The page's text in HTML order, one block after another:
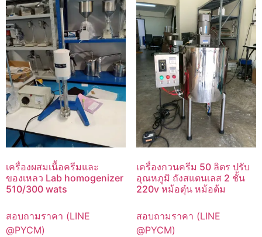
เครื่องผสมเนื้อครีมและ
ของเหลว Lab homogenizer
510/300 wats
สอบถามราคา (LINE
@PYCM)
เครื่องกวนครีม 50 ลิตร ปรับ
อุณหภูมิ ถังสแตนเลส 2 ชั้น
220v หม้อตุ๋น หม้อต้ม
สอบถามราคา (LINE
@PYCM)